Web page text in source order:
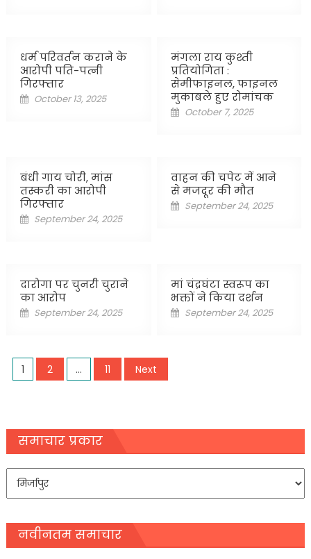
धर्म परिवर्तन कराने के
आरोपी पति-पत्नी
गिरफ्तार
Posted
October 13, 2025
मंगला राय कुश्ती
प्रतियोगिता :
सेमीफाइनल, फाइनल
मुकाबले हुए रोमांचक
Posted
October 7, 2025
बंधी गाय चोरी, मांस
तस्करी का आरोपी
गिरफ्तार
Posted
September 24, 2025
वाहन की चपेट में आने
से मजदूर की मौत
Posted
September 24, 2025
दारोगा पर चुनरी चुराने
का आरोप
Posted
September 24, 2025
मां चंद्रघंटा स्वरूप का
भक्तों ने किया दर्शन
Posted
September 24, 2025
Posts
1 2 … 11 Next
समाचार प्रकार
समाचार
नवीनतम समाचार